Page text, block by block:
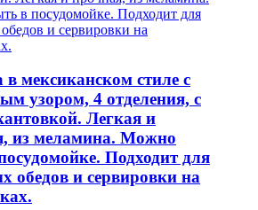
в мексиканском стиле с
узором, 4 отделения, с
Легкая и
из меламина. Можно
Подходит для
обедов и сервировки на